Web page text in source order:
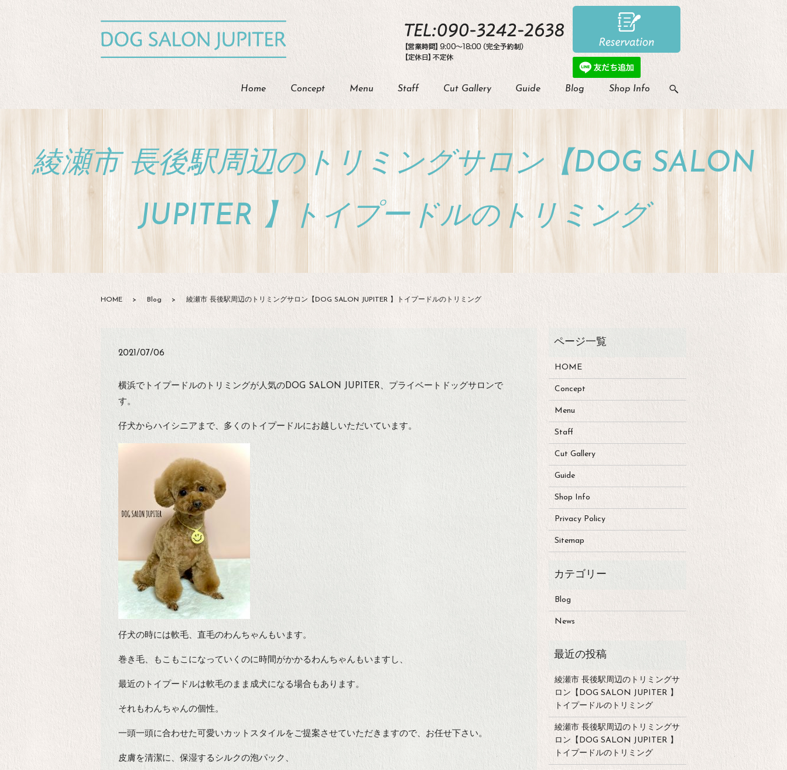
Home Concept Menu Staff Cut Gallery Guide Blog Shop Info
綾瀬市 長後駅周辺のトリミングサロン【DOG SALON
JUPITER 】トイプードルのトリミング
HOME Blog 綾瀬市 長後駅周辺のトリミングサロン【DOG SALON JUPITER 】トイプードルのトリミング
2021/07/06
横浜でトイプードルのトリミングが人気のDOG SALON JUPITER、プライベートドッグサロンで
す。
仔犬からハイシニアまで、多くのトイプードルにお越しいただいています。
仔犬の時には軟毛、直毛のわんちゃんもいます。
巻き毛、もこもこになっていくのに時間がかかるわんちゃんもいますし、
最近のトイプードルは軟毛のまま成犬になる場合もあります。
それもわんちゃんの個性。
一頭一頭に合わせた可愛いカットスタイルをご提案させていただきますので、お任せ下さい。
皮膚を清潔に、保湿するシルクの泡パック、
HOME
Concept
Menu
Staff
Cut Gallery
Guide
Shop Info
Privacy Policy
Sitemap
Blog
News
綾瀬市 長後駅周辺のトリミングサ
ロン【DOG SALON JUPITER 】
トイプードルのトリミング
綾瀬市 長後駅周辺のトリミングサ
ロン【DOG SALON JUPITER 】
トイプードルのトリミング